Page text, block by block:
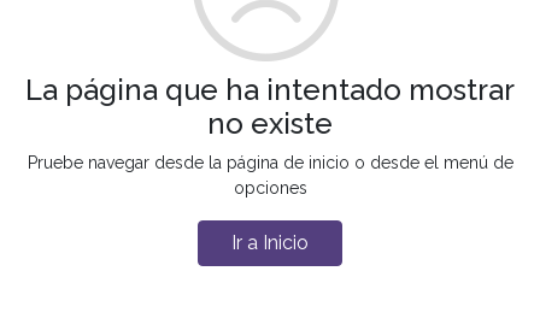
La página que ha intentado mostrar
no existe
Pruebe navegar desde la página de inicio o desde el menú de
opciones
Ir a Inicio